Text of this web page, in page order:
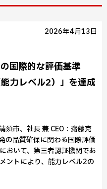
2026年4月13日
国際的な評価基準
力レベル2）」を達成
須市、社長 兼 CEO：齋藤克
の品質確保に関わる国際評価
いて、第三者認証機関であ
ントにより、能力レベル2の